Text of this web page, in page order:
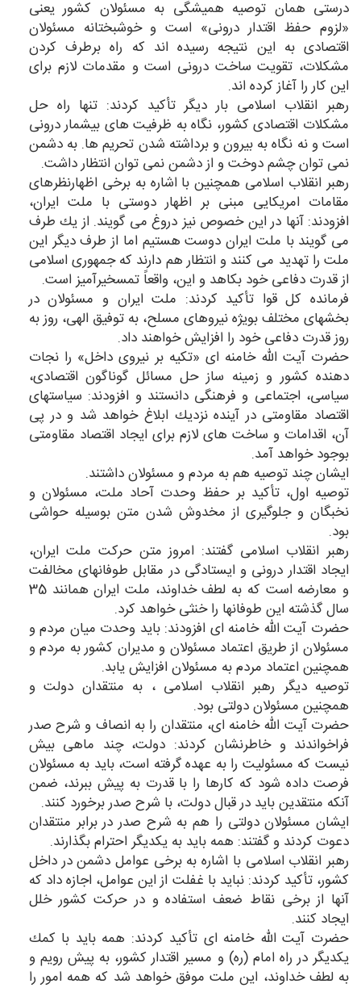
درستی همان توصیه همیشگی به مسئولان كشور یعنی
«لزوم حفظ اقتدار درونی» است و خوشبختانه مسئولان
اقتصادی به این نتیجه رسیده اند كه راه برطرف كردن
مشكلات، تقویت ساخت درونی است و مقدمات لازم برای
این كار را آغاز كرده اند.
رهبر انقلاب اسلامی بار دیگر تأكید كردند: تنها راه حل
مشكلات اقتصادی كشور، نگاه به ظرفیت های بیشمار درونی
است و نه نگاه به بیرون و برداشته شدن تحریم ها. به دشمن
نمی توان چشم دوخت و از دشمن نمی توان انتظار داشت.
رهبر انقلاب اسلامی همچنین با اشاره به برخی اظهارنظرهای
مقامات امریكایی مبنی بر اظهار دوستی با ملت ایران،
افزودند: آنها در این خصوص نیز دروغ می گویند. از یك طرف
می گویند با ملت ایران دوست هستیم اما از طرف دیگر این
ملت را تهدید می كنند و انتظار هم دارند كه جمهوری اسلامی
از قدرت دفاعی خود بكاهد و این، واقعاً تمسخیرآمیز است.
فرمانده كل قوا تأكید كردند: ملت ایران و مسئولان در
بخشهای مختلف بویژه نیروهای مسلح، به توفیق الهی، روز به
روز قدرت دفاعی خود را افزایش خواهند داد.
حضرت آیت الله خامنه ای «تكیه بر نیروی داخل» را نجات
دهنده كشور و زمینه ساز حل مسائل گوناگون اقتصادی،
سیاسی، اجتماعی و فرهنگی دانستند و افزودند: سیاستهای
اقتصاد مقاومتی در آینده نزدیك ابلاغ خواهد شد و در پی
آن، اقدامات و ساخت های لازم برای ایجاد اقتصاد مقاومتی
بوجود خواهد آمد.
ایشان چند توصیه هم به مردم و مسئولان داشتند.
توصیه اول، تأكید بر حفظ وحدت آحاد ملت، مسئولان و
نخبگان و جلوگیری از مخدوش شدن متن بوسیله حواشی
بود.
رهبر انقلاب اسلامی گفتند: امروز متن حركت ملت ایران،
ایجاد اقتدار درونی و ایستادگی در مقابل طوفانهای مخالفت
و معارضه است كه به لطف خداوند، ملت ایران همانند 35
سال گذشته این طوفانها را خنثی خواهد كرد.
حضرت آیت الله خامنه ای افزودند: باید وحدت میان مردم و
مسئولان از طریق اعتماد مسئولان و مدیران كشور به مردم و
همچنین اعتماد مردم به مسئولان افزایش یابد.
توصیه دیگر رهبر انقلاب اسلامی ، به منتقدان دولت و
همچنین مسئولان دولتی بود.
حضرت آیت الله خامنه ای، منتقدان را به انصاف و شرح صدر
فراخواندند و خاطرنشان كردند: دولت، چند ماهی بیش
نیست كه مسئولیت را به عهده گرفته است، باید به مسئولان
فرصت داده شود كه كارها را با قدرت به پیش ببرند، ضمن
آنكه منتقدین باید در قبال دولت، با شرح صدر برخورد كنند.
ایشان مسئولان دولتی را هم به شرح صدر در برابر منتقدان
دعوت كردند و گفتند: همه باید به یكدیگر احترام بگذارند.
رهبر انقلاب اسلامی با اشاره به برخی عوامل دشمن در داخل
كشور، تأكید كردند: نباید با غفلت از این عوامل، اجازه داد كه
آنها از برخی نقاط ضعف استفاده و در حركت كشور خلل
ایجاد كنند.
حضرت آیت الله خامنه ای تأكید كردند: همه باید با كمك
یكدیگر در راه امام (ره) و مسیر اقتدار كشور، به پیش رویم و
به لطف خداوند، این ملت موفق خواهد شد كه همه امور را